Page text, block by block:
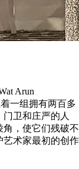
Arun
着一组拥有两百多
卫和庄严的人
，使它们残破不
术家最初的创作